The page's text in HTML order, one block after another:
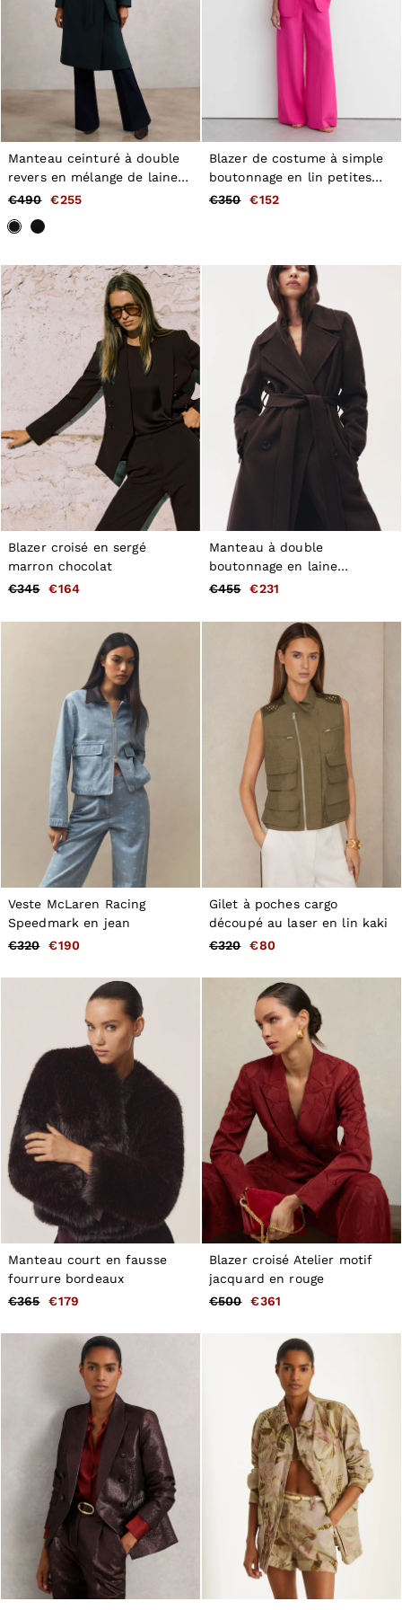
Manteau ceinturé à double
revers en mélange de laine
et cachemire bleu canard
€490 €255
Blazer de costume à simple
boutonnage en lin petites
tailles, rose
€350 €152
Blazer croisé en sergé
marron chocolat
€345
€164
Manteau à double
boutonnage en laine
Mélangée aubergine
€455 €231
Veste McLaren Racing
Speedmark en jean
€320
€190
Gilet à poches cargo
découpé au laser en lin kaki
€320
€80
Manteau court en fausse
fourrure bordeaux
€365
€179
Blazer croisé Atelier motif
jacquard en rouge
€500
€361